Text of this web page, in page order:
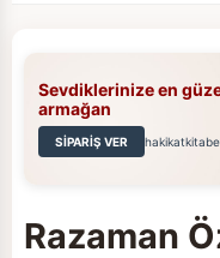
Sevdiklerinize en
armağan
SİPARİŞ VER
Razaman